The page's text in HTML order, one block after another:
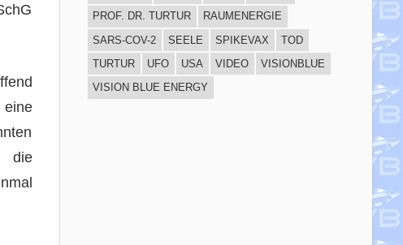
die
PROF. DR. TURTUR
RAUMENERGIE
SARS-COV-2
SEELE SPIKEVAX
TOD
TURTUR
UFO USA VIDEO
VISIONBLUE
VISION BLUE ENERGY